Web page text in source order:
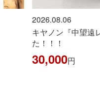
2026.08.06
キヤノン『中望遠
た！！！
30,000円